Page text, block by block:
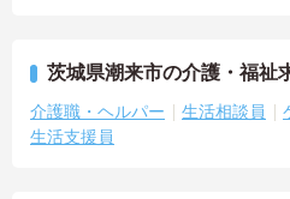
茨城県潮来市の介護・福祉
介護職・ヘルパー 生活相談員
生活支援員